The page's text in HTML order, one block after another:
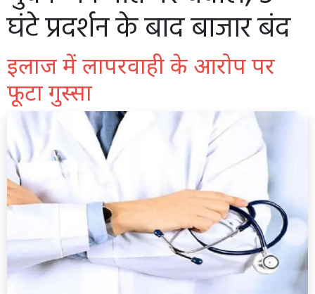
घंटे प्रदर्शन के बाद बाजार बंद
इलाज में लापरवाही के आरोप पर
फूटा गुस्सा